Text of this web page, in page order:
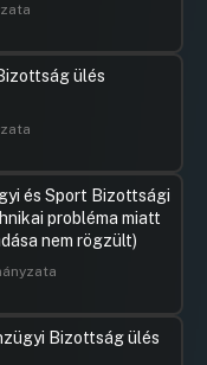
ülés
és Sport Bizottsági
probléma miatt
nem rögzült)
Bizottság ülés